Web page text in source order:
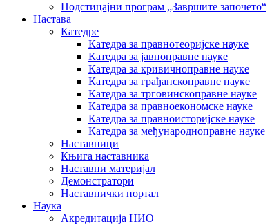
Подстицајни програм „Завршите започето“
Настава
Катедре
Катедра за правнотеоријске науке
Катедра за јавноправне науке
Катедра за кривичноправне науке
Катедра за грађанскоправне науке
Катедра за трговинскоправне науке
Катедра за правноекономске науке
Катедра за правноисторијске науке
Катедра за међународноправне науке
Наставници
Књига наставника
Наставни материјал
Демонстратори
Наставнички портал
Наука
Акредитација НИО